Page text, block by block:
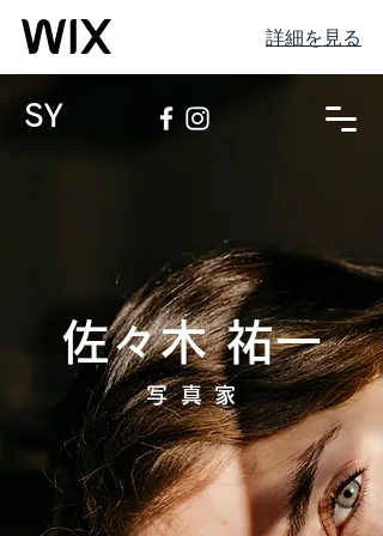
詳細を見る